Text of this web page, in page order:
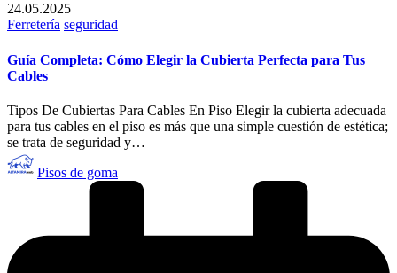
24.05.2025
Publicado
Ferretería seguridad
Guía Completa: Cómo Elegir la Cubierta Perfecta para Tus
Cables
Tipos De Cubiertas Para Cables En Piso Elegir la cubierta adecuada
para tus cables en el piso es más que una simple cuestión de estética;
se trata de seguridad y…
Publicado
por
Pisos de goma